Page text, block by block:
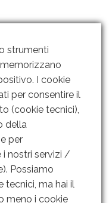
strumenti
I cookie
per consentire il
(cookie tecnici),
della
per
nostri servizi /
Possiamo
tecnici, ma hai il
meno i cookie